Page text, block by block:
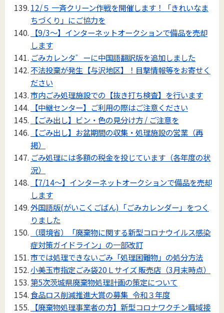
12/５ 一斉クリーン作戦を開催します！「きれいなま
ちづくり」にご協力を
【9/3～】インターネットオークションで備品を売却
します
ごみカレンタ゛ーに中国語翻訳版を追加しました
不法投棄が発生【与沢地区】！目撃情報等をお寄せく
ださい
市内ごみ処理施設での【抜き打ち検査】を行います
【中継センター】ご利用の際はご注意ください
【ごみ出し】ビン・色の見分け方 / ご注意を
【ごみ出し】お盆期間の収集・処理施設の営業（再
掲）
ごみ処理には多額の税金を投じています（各年度の状
況）
【7/14～】インターネットオークションで備品を売却
します
外国語版(がいこくごばん)「ごみカレンダー」をつく
りました
（環境省）「廃棄物に関する新型コロナウイルス感染
症対策ガイドライン」の一部改訂
市では処理できないごみ「処理困難物」の処分方法
小美玉市指定ごみ袋20Ｌサイズ 販売店（3月末時点）
第5次茨城県廃棄物処理計画の策定について
食品ロス削減推進大賞の募集_令和３年度
【廃棄物処理事業者の方】新型コロナワクチン職域接